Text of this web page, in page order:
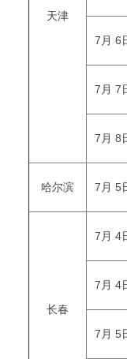
天津
7月 6
7月 7
7月 8
哈尔滨 7月 5
长春
7月 4
7月 4
7月 5